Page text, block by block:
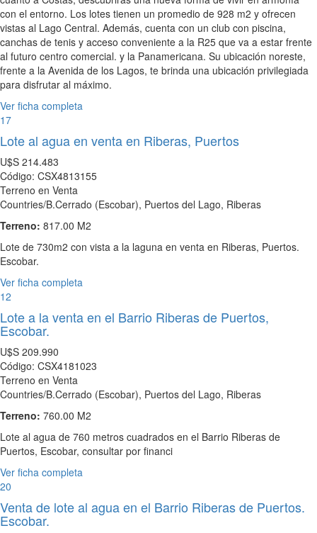
con el entorno. Los lotes tienen un promedio de 928 m2 y ofrecen
vistas al Lago Central. Además, cuenta con un club con piscina,
canchas de tenis y acceso conveniente a la R25 que va a estar frente
al futuro centro comercial. y la Panamericana. Su ubicación noreste,
frente a la Avenida de los Lagos, te brinda una ubicación privilegiada
para disfrutar al máximo.
Ver ficha completa
17
Lote al agua en venta en Riberas, Puertos
U$S 214.483
Código: CSX4813155
Terreno en Venta
Countries/B.Cerrado (Escobar), Puertos del Lago, Riberas
Terreno: 817.00 M2
Lote de 730m2 con vista a la laguna en venta en Riberas, Puertos.
Escobar.
Ver ficha completa
12
Lote a la venta en el Barrio Riberas de Puertos,
Escobar.
U$S 209.990
Código: CSX4181023
Terreno en Venta
Countries/B.Cerrado (Escobar), Puertos del Lago, Riberas
Terreno: 760.00 M2
Lote al agua de 760 metros cuadrados en el Barrio Riberas de
Puertos, Escobar, consultar por financi
Ver ficha completa
20
Venta de lote al agua en el Barrio Riberas de Puertos.
Escobar.